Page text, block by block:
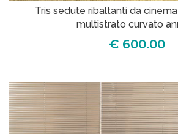
Tris sedute ribaltanti da
multistrato curvato
€ 600.00